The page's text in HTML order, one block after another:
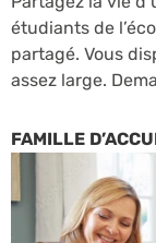
étudiants de
partagé. Vous
assez large.
FAMILLE